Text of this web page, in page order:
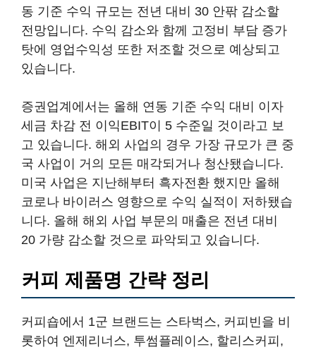
동 기준 수익 규모는 전년 대비 30 안팎 감소할
전망입니다. 수익 감소와 함께 고정비 부담 증가
탓에 영업수익성 또한 저조할 것으로 예상되고
있습니다.
증권업계에서는 올해 연동 기준 수익 대비 이자
세금 차감 전 이익EBIT이 5 수준일 것이라고 보
고 있습니다. 해외 사업의 경우 가장 규모가 큰 중
국 사업이 거의 모든 매각되거나 청산됐습니다.
미국 사업은 지난해부터 흑자전환 했지만 올해
코로나 바이러스 영향으로 수익 실적이 저하됐습
니다. 올해 해외 사업 부문의 매출은 전년 대비
20 가량 감소할 것으로 파악되고 있습니다.
커피 제품명 간략 정리
커피숍에서 1군 브랜드는 스타벅스, 커피빈을 비
롯하여 엔제리너스, 투썸플레이스, 할리스커피,